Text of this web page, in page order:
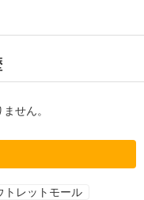
せん。
トレットモール